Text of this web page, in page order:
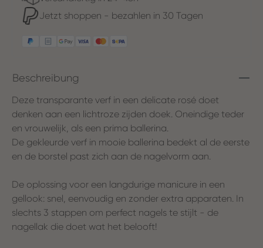
Jetzt shoppen - bezahlen in 30 Tagen
Beschreibung
Deze transparante verf in een delicate rosé doet
denken aan een lichtroze zijden doek. Oneindige teder
en vrouwelijk, als een prima ballerina.
De gekleurde verf in mooie ballerina bedekt al de eerste
en de borstel past zich aan de nagelvorm aan.
De oplossing voor een langdurige manicure in een
gellook: snel, eenvoudig en zonder extra apparaten. In
slechts 3 stappen om perfect nagels te stijlt - de
nagellak die doet wat het belooft!